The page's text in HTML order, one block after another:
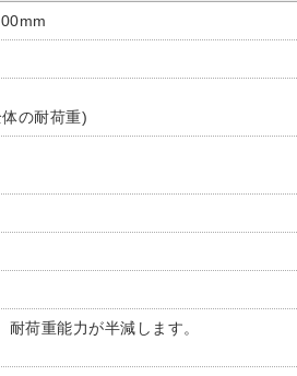
の耐荷重)
荷重能力が半減します。